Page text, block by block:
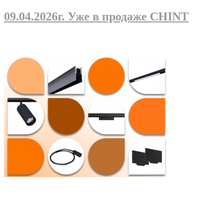
09.04.2026г. Уже в продаже CHINT